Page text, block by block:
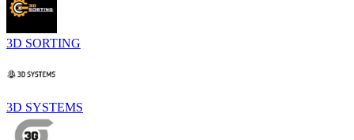
3D SORTING
3D SYSTEMS